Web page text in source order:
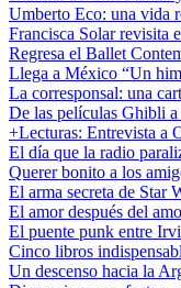
Umberto Eco: una vida
Francisca Solar revisita
Regresa el Ballet
Llega a México “Un
La corresponsal: una
De las películas Ghibli a
+Lecturas: Entrevista a
El día que la radio
Querer bonito a los
El arma secreta de Star
El amor después del
El puente punk entre
Cinco libros
Un descenso hacia la